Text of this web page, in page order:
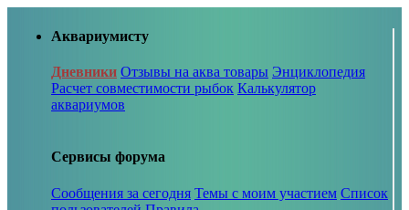
Аквариумисту
Дневники Отзывы на аква товары Энциклопедия
Расчет совместимости рыбок Калькулятор
аквариумов
Сервисы форума
Сообщения за сегодня Темы с моим участием Список